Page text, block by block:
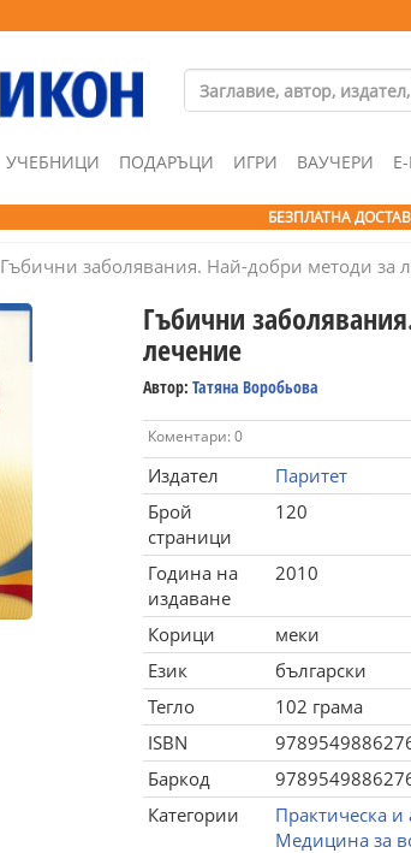
УЧЕБНИЦИ ПОДАРЪЦИ ИГРИ ВАУЧЕРИ
БЕЗПЛАТНА
Гъбични заболявания. Най-добри методи за
Гъбични
лечение
Автор: Татяна Воробьова
Коментари: 0
Издател
Паритет
Брой
страници
120
Година на
издаване
2010
Корици
меки
Език
български
Тегло
102 грама
ISBN
Баркод
Категории
Практическа
Медицина за